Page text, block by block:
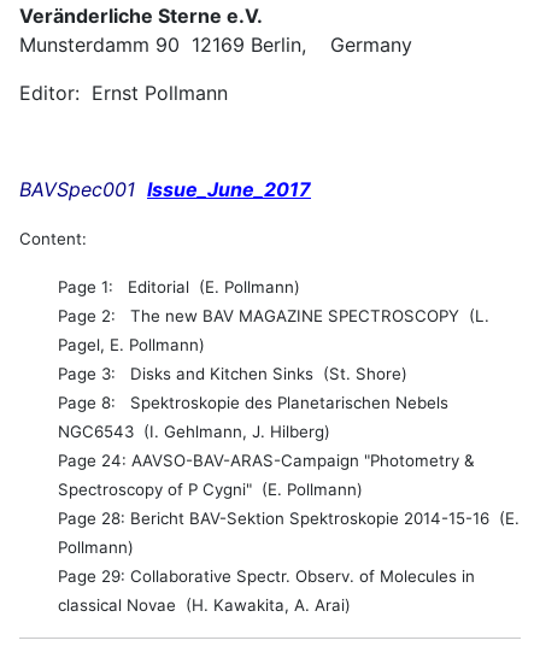
Veränderliche Sterne e.V.
Munsterdamm 90 12169 Berlin, Germany
Editor: Ernst Pollmann
BAVSpec001 Issue_June_2017
Content:
Page 1: Editorial (E. Pollmann)
Page 2: The new BAV MAGAZINE SPECTROSCOPY (L.
Pagel, E. Pollmann)
Page 3: Disks and Kitchen Sinks (St. Shore)
Page 8: Spektroskopie des Planetarischen Nebels
NGC6543 (I. Gehlmann, J. Hilberg)
Page 24: AAVSO-BAV-ARAS-Campaign "Photometry &
Spectroscopy of P Cygni" (E. Pollmann)
Page 28: Bericht BAV-Sektion Spektroskopie 2014-15-16 (E.
Pollmann)
Page 29: Collaborative Spectr. Observ. of Molecules in
classical Novae (H. Kawakita, A. Arai)